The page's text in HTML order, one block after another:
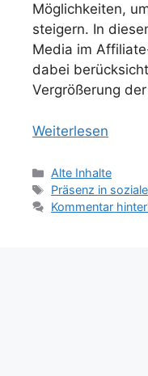
Möglichkeiten,
steigern. In
Media im
dabei
Vergrößerung
Weiterlesen
Kategorien
Alte Inhalte
Schlagwörter
Präsenz in
Kommentar